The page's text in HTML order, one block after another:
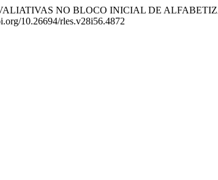
NO BLOCO INICIAL DE
10.26694/rles.v28i56.4872